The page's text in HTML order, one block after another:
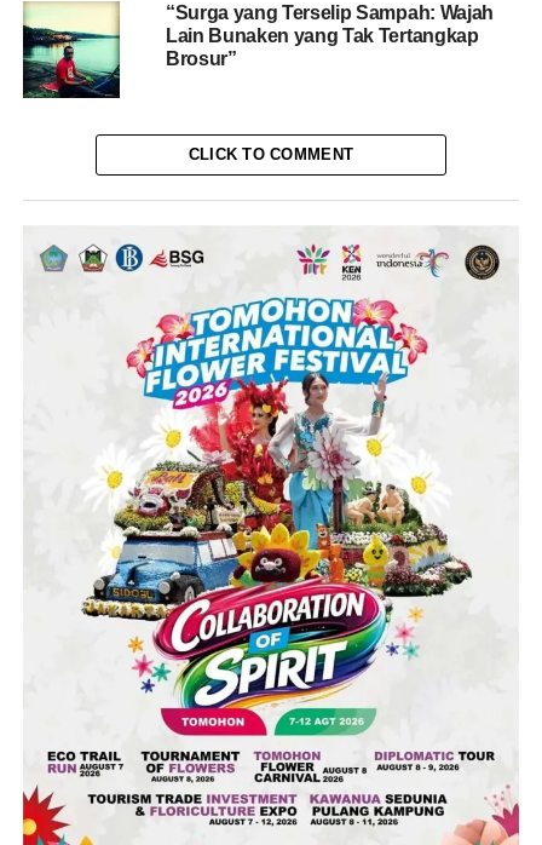
“Surga yang Terselip Sampah: Wajah
Lain Bunaken yang Tak Tertangkap
Brosur”
CLICK TO COMMENT